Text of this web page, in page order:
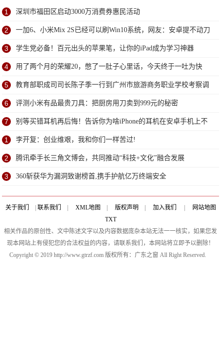
1 深圳市福田区启动3000万消费券惠民活动
2 一加6、小米Mix 2S已经可以刷Win10系统，网友：安卓提不动刀
了？
3 学生党必备！百元出头的苹果笔，让你的iPad成为学习神器
4 用了两个月的荣耀20，憋了一肚子心里话，今天终于一吐为快
5 教育部职成司司长陈子季一行到广州市旅游商务职业学校考察调
研
6 评测小米有品最贵刀具：把厨房用刀卖到999元的秘密
7 别等买错耳机再后悔！告诉你为啥iPhone的耳机在安卓手机上不
能用
1 李开复：创业维艰，我和你们一样苦过!
2 腾讯牵手长三角文博会，共同推动“科技+文化”融合发展
3 360斩获华为漏洞致谢榜首,携手护航亿万终端安全
关于我们 联系我们 XML地图 版权声明 加入我们
网站地图
TXT
相关作品的原创性、文中陈述文字以及内容数据庞杂本站无法一一核实，如果您发
现本网站上有侵犯您的合法权益的内容，请联系我们，本网站将立即予以删除！
Copyright © 2019 http://www.gtrzf.com 版权所有：广东之窗 All Right Reserved.